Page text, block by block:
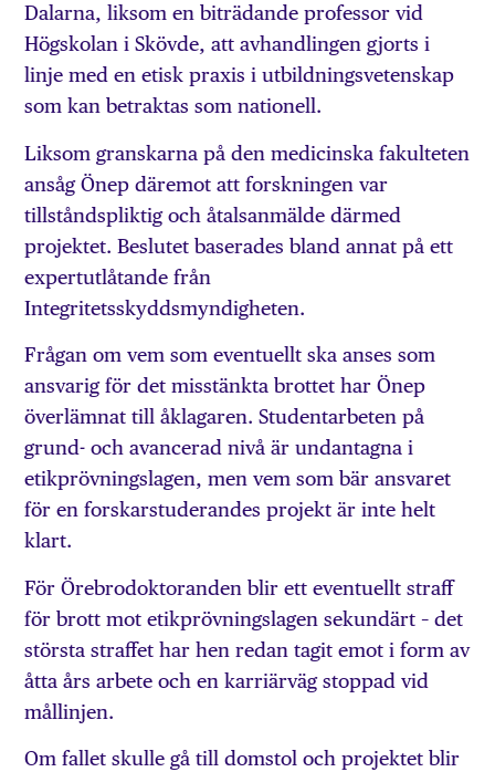
Dalarna, liksom en biträdande professor vid
Högskolan i Skövde, att avhandlingen gjorts i
linje med en etisk praxis i utbildningsvetenskap
som kan betraktas som nationell.
Liksom granskarna på den medicinska fakulteten
ansåg Önep däremot att forskningen var
tillståndspliktig och åtalsanmälde därmed
projektet. Beslutet baserades bland annat på ett
expertutlåtande från
Integritetsskyddsmyndigheten.
Frågan om vem som eventuellt ska anses som
ansvarig för det misstänkta brottet har Önep
överlämnat till åklagaren. Studentarbeten på
grund- och avancerad nivå är undantagna i
etikprövningslagen, men vem som bär ansvaret
för en forskarstuderandes projekt är inte helt
klart.
För Örebrodoktoranden blir ett eventuellt straff
för brott mot etikprövningslagen sekundärt – det
största straffet har hen redan tagit emot i form av
åtta års arbete och en karriärväg stoppad vid
mållinjen.
Om fallet skulle gå till domstol och projektet blir